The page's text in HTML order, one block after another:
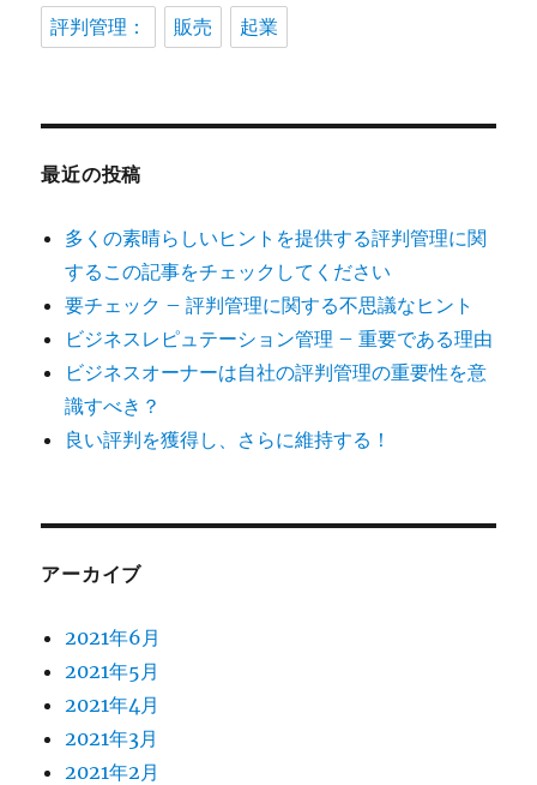
評判管理： 販売 起業
最近の投稿
多くの素晴らしいヒントを提供する評判管理に関
するこの記事をチェックしてください
要チェック – 評判管理に関する不思議なヒント
ビジネスレピュテーション管理 – 重要である理由
ビジネスオーナーは自社の評判管理の重要性を意
識すべき？
良い評判を獲得し、さらに維持する！
アーカイブ
2021年6月
2021年5月
2021年4月
2021年3月
2021年2月